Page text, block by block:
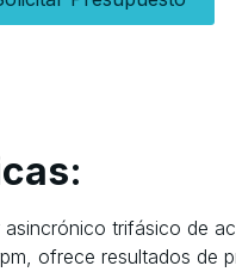
trifásico de
ofrece resultados de